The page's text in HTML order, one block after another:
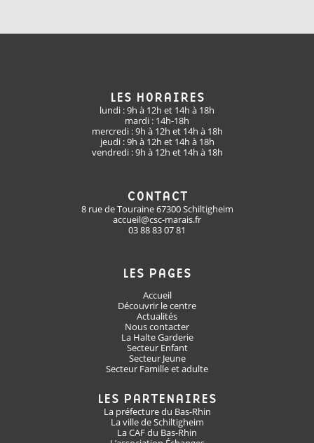
LES HORAIRES
lundi : 9h à 12h et 14h à 18h
mardi : 14h-18h
mercredi : 9h à 12h et 14h à 18h
jeudi : 9h à 12h et 14h à 18h
vendredi : 9h à 12h et 14h à 18h
CONTACT
8 rue de Touraine 67300 Schiltigheim
accueil@csc-marais.fr
03 88 83 07 81
LES PAGES
Accueil
Découvrir le centre
Actualités
Nous contacter
La Halte Garderie
Secteur Enfant
Secteur Jeune
Secteur Famille et adulte
LES PARTENAIRES
La préfecture du Bas-Rhin
La ville de Schiltigheim
La CAF du Bas-Rhin